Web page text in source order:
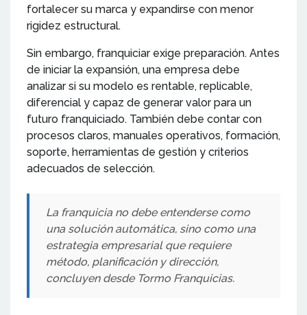
fortalecer su marca y expandirse con menor
rigidez estructural.
Sin embargo, franquiciar exige preparación. Antes
de iniciar la expansión, una empresa debe
analizar si su modelo es rentable, replicable,
diferencial y capaz de generar valor para un
futuro franquiciado. También debe contar con
procesos claros, manuales operativos, formación,
soporte, herramientas de gestión y criterios
adecuados de selección.
La franquicia no debe entenderse como
una solución automática, sino como una
estrategia empresarial que requiere
método, planificación y dirección,
concluyen desde Tormo Franquicias.